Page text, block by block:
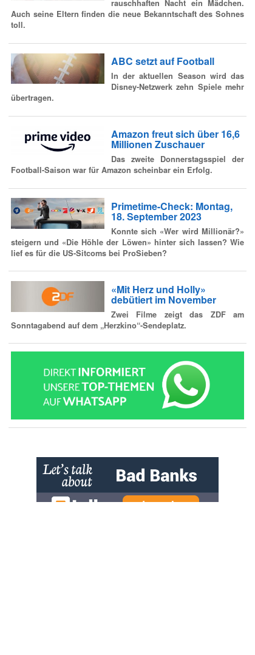
rauschhaften Nacht ein Mädchen.
Auch seine Eltern finden die neue Bekanntschaft des Sohnes
toll.
ABC setzt auf Football
In der aktuellen Season wird das
Disney-Netzwerk zehn Spiele mehr
übertragen.
Amazon freut sich über 16,6
Millionen Zuschauer
Das zweite Donnerstagsspiel der
Football-Saison war für Amazon scheinbar ein Erfolg.
Primetime-Check: Montag,
18. September 2023
Konnte sich «Wer wird Millionär?»
steigern und «Die Höhle der Löwen» hinter sich lassen? Wie
lief es für die US-Sitcoms bei ProSieben?
«Mit Herz und Holly»
debütiert im November
Zwei Filme zeigt das ZDF am
Sonntagabend auf dem „Herzkino“-Sendeplatz.